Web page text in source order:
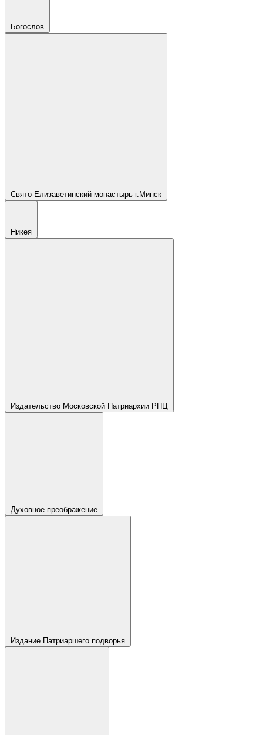
Богослов
Свято-Елизаветинский монастырь г.Минск
Никея
Издательство Московской Патриархии РПЦ
Духовное преображение
Издание Патриаршего подворья